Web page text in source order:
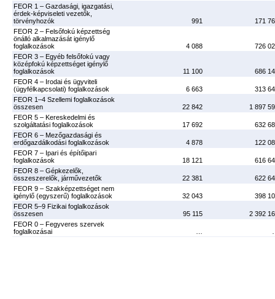
FEOR 1 – Gazdasági, igazgatási,
érdek-képviseleti vezetők,
törvényhozók
991
171
FEOR 2 – Felsőfokú képzettség
önálló alkalmazását igénylő
foglalkozások
4 088
726
FEOR 3 – Egyéb felsőfokú vagy
középfokú képzettséget igénylő
foglalkozások
11 100
686
FEOR 4 – Irodai és ügyviteli
(ügyfélkapcsolati) foglalkozások
6 663
313
FEOR 1–4 Szellemi foglalkozások
összesen
22 842
1 897
FEOR 5 – Kereskedelmi és
szolgáltatási foglalkozások
17 692
632
FEOR 6 – Mezőgazdasági és
erdőgazdálkodási foglalkozások
4 878
122
FEOR 7 – Ipari és építőipari
foglalkozások
18 121
616
FEOR 8 – Gépkezelők,
összeszerelők, járművezetők
22 381
622
FEOR 9 – Szakképzettséget nem
igénylő (egyszerű) foglalkozások
32 043
398
FEOR 5–9 Fizikai foglalkozások
összesen
95 115
2 392
FEOR 0 – Fegyveres szervek
foglalkozásai